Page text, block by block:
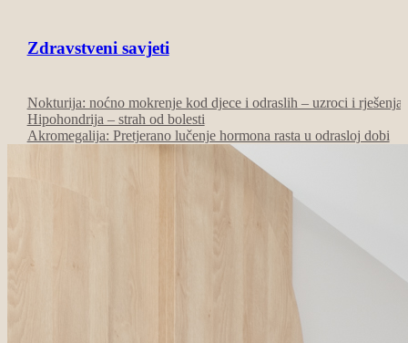
Zdravstveni savjeti
Nokturija: noćno mokrenje kod djece i odraslih – uzroci i rješenja
Hipohondrija – strah od bolesti
Akromegalija: Pretjerano lučenje hormona rasta u odrasloj dobi